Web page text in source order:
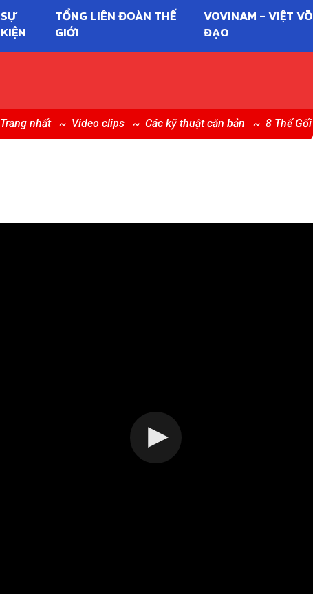
SỰ
KIỆN
TỔNG LIÊN ĐOÀN THẾ
GIỚI
VOVINAM - VIỆT VÕ
ĐẠO
Trang nhất Video clips Các kỹ thuật căn bản 8 Thế Gối